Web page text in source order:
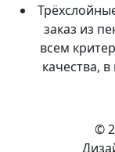
заказ из
всем
качества,
©